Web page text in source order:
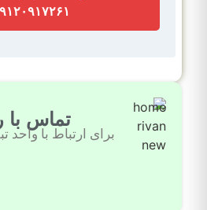
تماس با
برای ارتباط با واحد